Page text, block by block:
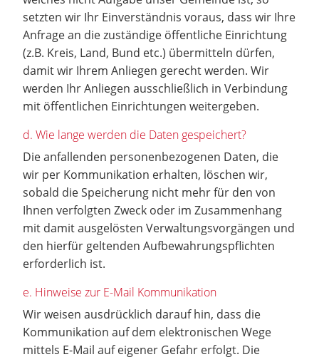
setzten wir Ihr Einverständnis voraus, dass wir Ihre
Anfrage an die zuständige öffentliche Einrichtung
(z.B. Kreis, Land, Bund etc.) übermitteln dürfen,
damit wir Ihrem Anliegen gerecht werden. Wir
werden Ihr Anliegen ausschließlich in Verbindung
mit öffentlichen Einrichtungen weitergeben.
d. Wie lange werden die Daten gespeichert?
Die anfallenden personenbezogenen Daten, die
wir per Kommunikation erhalten, löschen wir,
sobald die Speicherung nicht mehr für den von
Ihnen verfolgten Zweck oder im Zusammenhang
mit damit ausgelösten Verwaltungsvorgängen und
den hierfür geltenden Aufbewahrungspflichten
erforderlich ist.
e. Hinweise zur E-Mail Kommunikation
Wir weisen ausdrücklich darauf hin, dass die
Kommunikation auf dem elektronischen Wege
mittels E-Mail auf eigener Gefahr erfolgt. Die